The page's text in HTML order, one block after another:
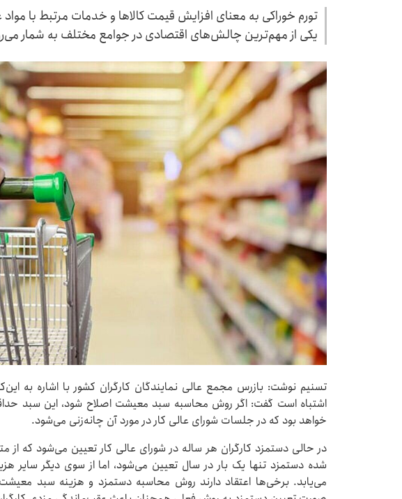
تورم خوراکی به معنای افزایش قیمت کالاها و خدمات مرتبط با
یکی از مهم‌ترین چالش‌های اقتصادی در جوامع مختلف به شمار
تسنیم نوشت: بازرس مجمع عالی نمایندگان کارگران کشور با اشاره به
خواهد بود که در جلسات شورای عالی کار در مورد آن چانه‌زنی می‌شود.
در حالی دستمزد کارگران هر ساله در شورای عالی کار تعیین می‌شود که از
شده دستمزد تنها یک بار در سال تعیین می‌شود، اما از سوی دیگر سایر
می‌یابد. برخی‌ها اعتقاد دارند روش محاسبه دستمزد و هزینه سبد